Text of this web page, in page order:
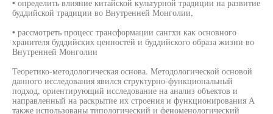
• определить влияние китайской культурной традиции на развитие
буддийской традиции во Внутренней Монголии,
• рассмотреть процесс трансформации сангхи как основного
хранителя буддийских ценностей и буддийского образа жизни во
Внутренней Монголии
Теоретико-методологическая основа. Методологической основой
данного исследования явился структурно-функциональный
подход, ориентирующий исследование на анализ объектов и
направленный на раскрытие их строения и функционирования А
также использованы типологический и феноменологический